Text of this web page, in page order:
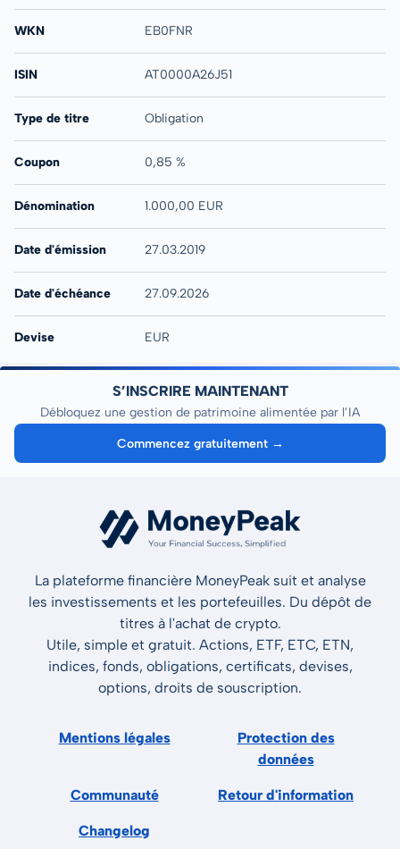
WKN EB0FNR
ISIN AT0000A26J51
Type de titre Obligation
Coupon 0,85 %
Dénomination 1.000,00 EUR
Date d'émission 27.03.2019
Date d'échéance 27.09.2026
Devise EUR
S’INSCRIRE MAINTENANT
Débloquez une gestion de patrimoine alimentée par l’IA
Commencez gratuitement →
La plateforme financière MoneyPeak suit et analyse
les investissements et les portefeuilles. Du dépôt de
titres à l'achat de crypto.
Utile, simple et gratuit. Actions, ETF, ETC, ETN,
indices, fonds, obligations, certificats, devises,
options, droits de souscription.
Mentions légales
Protection des
données
Communauté Retour d'information
Changelog